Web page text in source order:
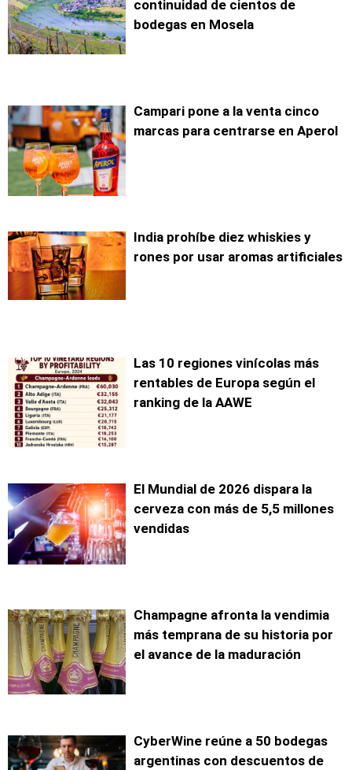
continuidad de cientos de
bodegas en Mosela
Campari pone a la venta cinco
marcas para centrarse en Aperol
India prohíbe diez whiskies y
rones por usar aromas artificiales
Las 10 regiones vinícolas más
rentables de Europa según el
ranking de la AAWE
El Mundial de 2026 dispara la
cerveza con más de 5,5 millones
vendidas
Champagne afronta la vendimia
más temprana de su historia por
el avance de la maduración
CyberWine reúne a 50 bodegas
argentinas con descuentos de